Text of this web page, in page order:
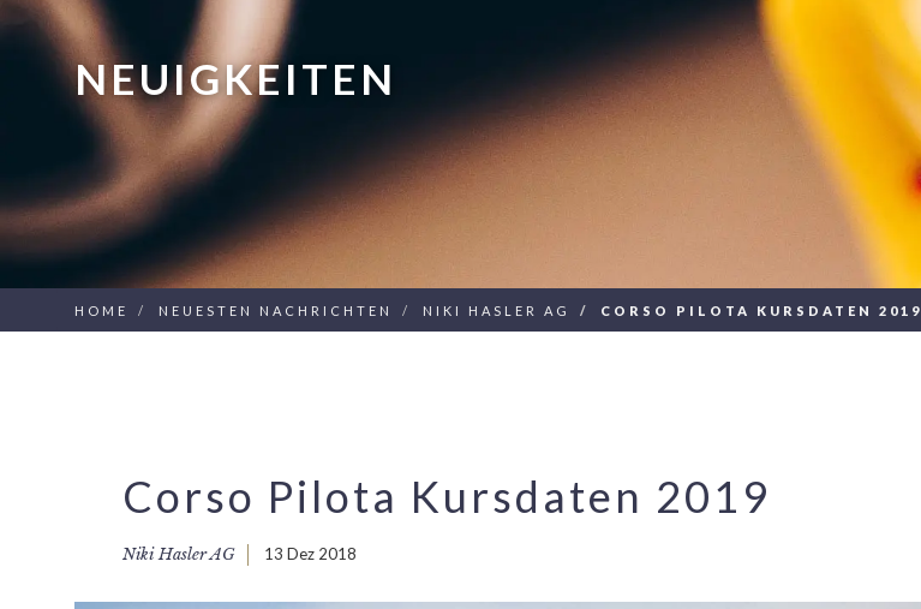
NEUIGKEITEN
HOME NEUESTEN NACHRICHTEN NIKI HASLER AG CORSO PILOTA KURSDATEN 2019
Corso Pilota Kursdaten 2019
Niki Hasler AG 13 Dez 2018